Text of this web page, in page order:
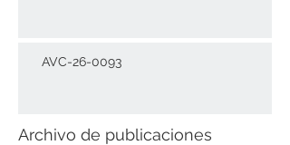
AVC-26-0093
Archivo de publicaciones